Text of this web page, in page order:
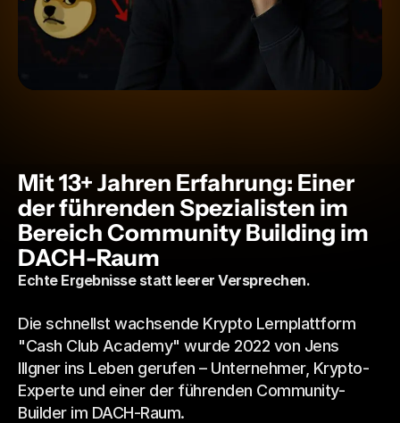
Mit 13+ Jahren Erfahrung: Einer
der führenden Spezialisten im
Bereich Community Building im
DACH-Raum
Echte Ergebnisse statt leerer Versprechen.
Die schnellst wachsende Krypto Lernplattform
"Cash Club Academy" wurde 2022 von Jens
Illgner ins Leben gerufen – Unternehmer, Krypto-
Experte und einer der führenden Community-
Builder im DACH-Raum.